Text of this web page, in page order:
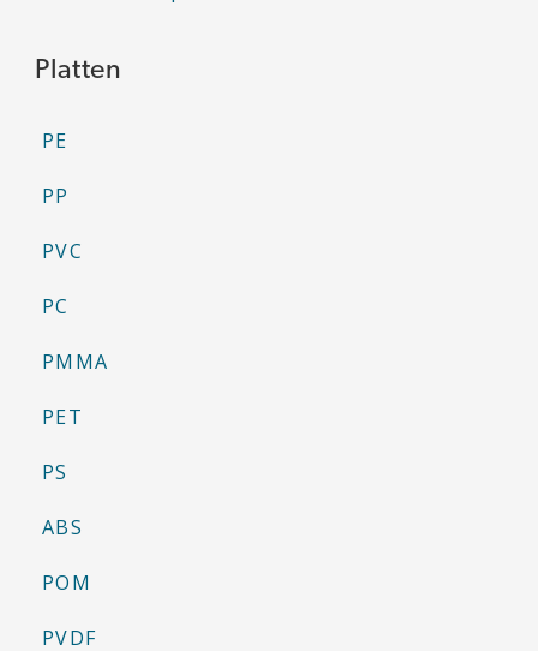
Platten
PE
PP
PVC
PC
PMMA
PET
PS
ABS
POM
PVDF